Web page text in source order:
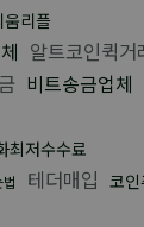
움리플
알트코인퀵거
비트송금업체
최저수수료
테더매입 코